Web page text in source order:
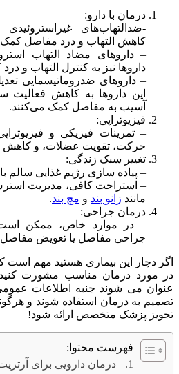
درمان با دارو:
کاهش التهاب و درد مفاصل کمک
داروها نیز به کنترل التهاب و
این داروها به کاهش فعالیت
آسیب به مفاصل کمک می‌کنند.
فیزیوتراپی:
– تمرینات فیزیکی و
حرکت، تقویت عضلات، و کاهش
تغییر سبک زندگی:
– پیاده سازی رژیم غذایی سالم
– استراحت کافی، مدیریت
مانند زانو بند و مچ بند.
درمان جراحی:
– در موارد خاص، ممکن است
جراحی مفاصل یا تعویض
اگر دچار این بیماری هستید مهم است
در مورد درمان مناسب مشورت
عنوان می شوند جنبه اطلاعات عمومی
تصمیم به درمان استفاده شوند و
تجویز پزشک متخصص ارائه شود!
فهرست محتوا:
درمان دارویی برای